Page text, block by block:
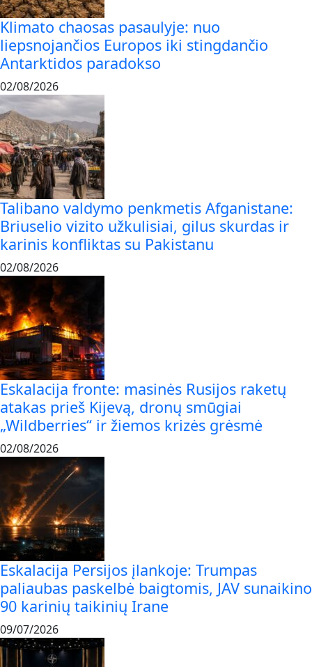
Klimato chaosas pasaulyje: nuo
liepsnojančios Europos iki stingdančio
Antarktidos paradokso
02/08/2026
Talibano valdymo penkmetis Afganistane:
Briuselio vizito užkulisiai, gilus skurdas ir
karinis konfliktas su Pakistanu
02/08/2026
Eskalacija fronte: masinės Rusijos raketų
atakas prieš Kijevą, dronų smūgiai
„Wildberries“ ir žiemos krizės grėsmė
02/08/2026
Eskalacija Persijos įlankoje: Trumpas
paliaubas paskelbė baigtomis, JAV sunaikino
90 karinių taikinių Irane
09/07/2026